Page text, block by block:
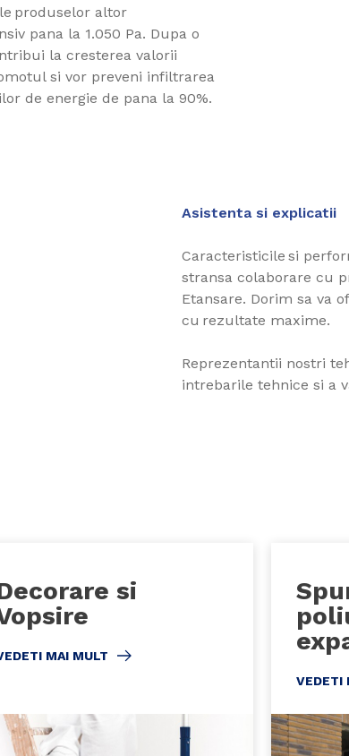
produselor altor
pana la 1.050 Pa. Dupa o
la cresterea valorii
si vor preveni infiltrarea
de energie de pana la 90%.
Asistenta si explicatii
Caracteristicile si
stransa colaborare cu
Etansare. Dorim sa va
cu rezultate maxime.
Reprezentantii nostri
intrebarile tehnice si a
si
MAI MULT
VEDETI